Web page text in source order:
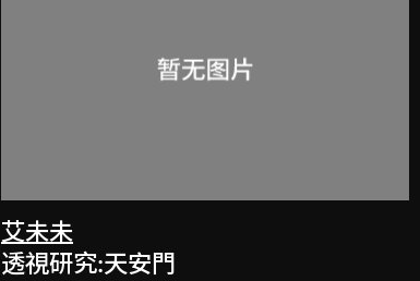
艾未未
透視研究:天安門